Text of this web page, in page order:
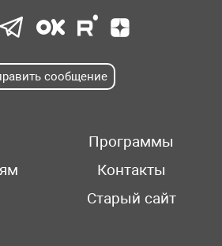
сообщение
Программы
Контакты
Старый сайт